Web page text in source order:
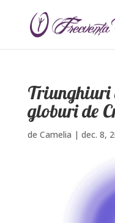
Triunghiuri
globuri de
de Camelia | dec. 8,